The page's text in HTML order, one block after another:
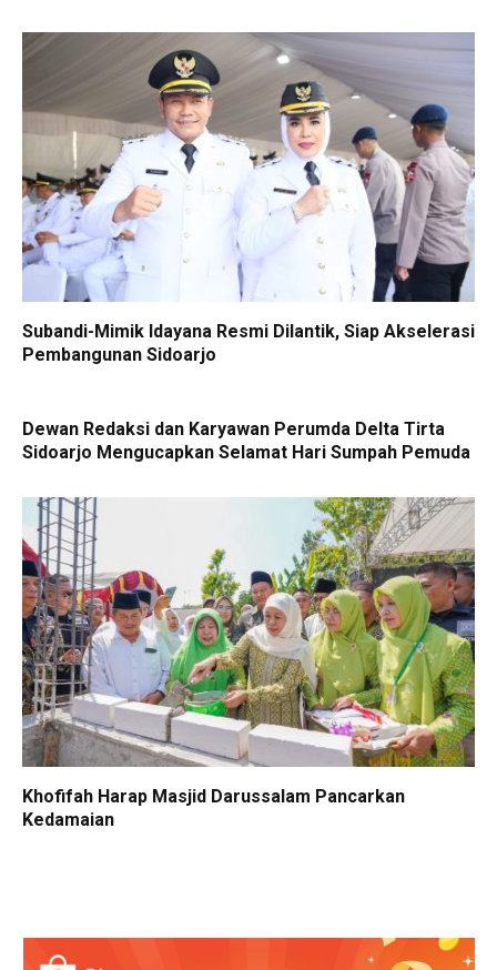
Subandi-Mimik Idayana Resmi Dilantik, Siap Akselerasi
Pembangunan Sidoarjo
Dewan Redaksi dan Karyawan Perumda Delta Tirta
Sidoarjo Mengucapkan Selamat Hari Sumpah Pemuda
Khofifah Harap Masjid Darussalam Pancarkan
Kedamaian